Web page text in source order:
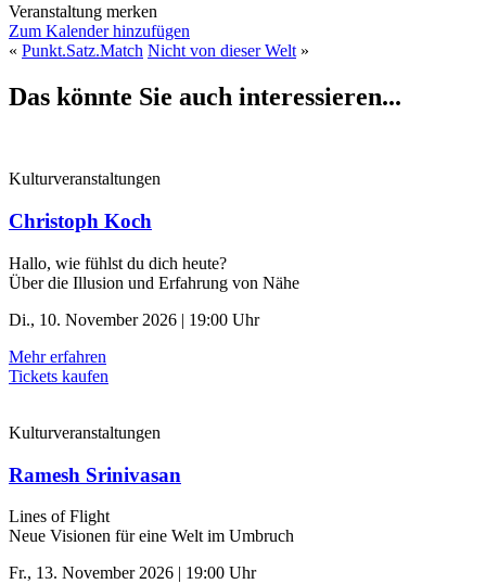
Veranstaltung merken
Zum Kalender hinzufügen
« Punkt.Satz.Match Nicht von dieser Welt »
Das könnte Sie auch interessieren...
Kulturveranstaltungen
Christoph Koch
Hallo, wie fühlst du dich heute?
Über die Illusion und Erfahrung von Nähe
Di., 10. November 2026 | 19:00 Uhr
Mehr erfahren
Tickets kaufen
Kulturveranstaltungen
Ramesh Srinivasan
Lines of Flight
Neue Visionen für eine Welt im Umbruch
Fr., 13. November 2026 | 19:00 Uhr